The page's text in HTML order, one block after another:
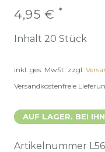
4,95 € *
Inhalt 20 Stück
inkl. ges. MwSt. zzgl.
Versandkostenfreie
AUF LAGER. BEI
Artikelnummer